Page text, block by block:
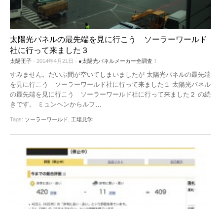
太陽光パネルの最先端を見に行こう ソーラーワールド
社に行って来ました３
太陽王子 - 2014年4月21日 - ●太陽光パネルメーカー全調査！
すみません。だいぶ間が空いてしまいましたが 太陽光パネルの最先端
を見に行こう ソーラーワールド社に行って来ました１ 太陽光パネル
の最先端を見に行こう ソーラーワールド社に行って来ました２ の続
きです。 ミュンヘンからルフ…
Tags: ソーラーワールド 工場見学